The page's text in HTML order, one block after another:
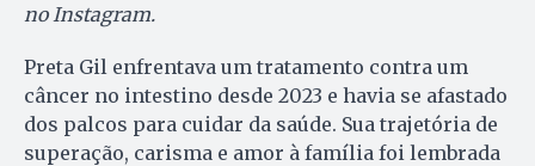
no Instagram.
Preta Gil enfrentava um tratamento contra um
câncer no intestino desde 2023 e havia se afastado
dos palcos para cuidar da saúde. Sua trajetória de
superação, carisma e amor à família foi lembrada